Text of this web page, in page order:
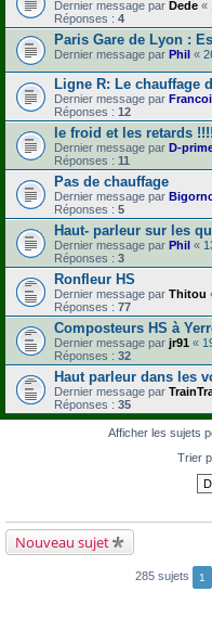
Dernier message par Dede «
Réponses : 4
Paris Gare de Lyon :
Dernier message par Phil «
Ligne R: Le chauffage
Dernier message par
Réponses : 12
le froid et les retards !!!!
Dernier message par D-
Réponses : 11
Pas de chauffage
Dernier message par
Réponses : 5
Haut- parleur sur les
Dernier message par Phil «
Réponses : 3
Ronfleur HS
Dernier message par Thitou
Réponses : 77
Composteurs HS à
Dernier message par jr91 «
Réponses : 32
Haut parleur dans les
Dernier message par
Réponses : 35
Afficher les sujets
Trier
Nouveau sujet
285 sujets 1